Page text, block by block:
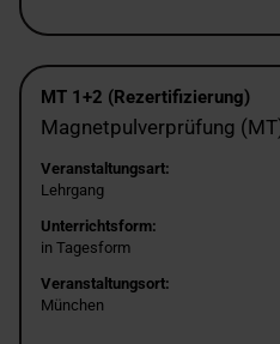
MT 1+2 (Rezertifizierung)
Magnetpulverprüfung
Veranstaltungsart:
Lehrgang
Unterrichtsform:
in Tagesform
Veranstaltungsort:
München